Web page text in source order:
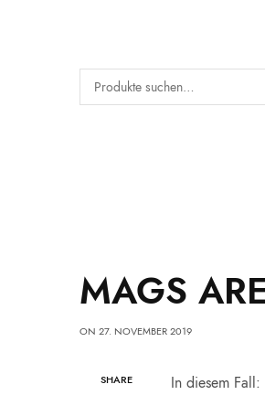
MAGS
ON 27. NOVEMBER 2019
SHARE
In diesem